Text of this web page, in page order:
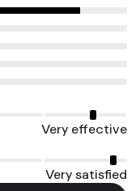
Very effective
Very satisfied